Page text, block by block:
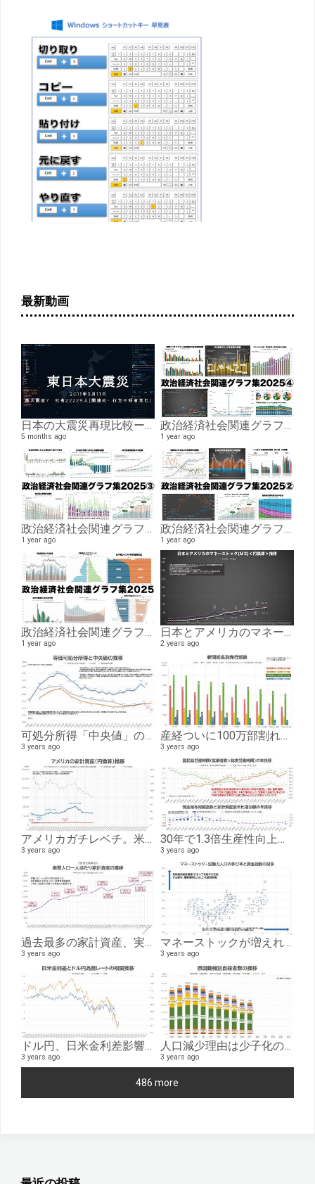
最新動画
日本の大震災再現比較ー「熊本地震」「能登半島地震」「阪神・淡路大震災」「東日本大震災」
5 months ago
政治経済社会関連グラフ集2025④生産・サービス、動物愛護、健康、国土・資源・エネルギー、環境、ボランティア編
1 year ago
政治経済社会関連グラフ集2025③政治・財政、国防、教育、資格編
1 year ago
政治経済社会関連グラフ集2025②経済編
1 year ago
政治経済社会関連グラフ集2025①人口・犯罪・事故統計編
1 year ago
日本とアメリカのマネーストック推移(1985-2024)
2 years ago
可処分所得「中央値」の年推移、物価調整で平成以降最低水準に。
3 years ago
産経ついに100万部割れ、新聞紙名別発行部数推移
3 years ago
アメリカガチレベチ。米家計資産わずか３年弱で「１京円」増加。FRB金融資産の四半期推移（1997-2023）
3 years ago
30年で1.3倍生産性向上。ただし賃上げしたのは97年までその後は実労働時間と相関。実労働時間と実質GDP、現金給与と家計資産の年推移（1990-2022）
3 years ago
過去最多の家計資産、実質当たりでは２年連続減へ。家計資産の年推移（1981-2023）
3 years ago
マネーストックが増えれば賃金は上がる、ただ平成バブルのようには上がらない。
3 years ago
ドル円、日米金利差影響のみなら150円台が限界。米金融緩和なら円高へ。日米金利差とドル円為替レートの日別推移
3 years ago
人口減少理由は少子化のみならず。国籍離脱者数と国籍喪失者数、月別自殺者数の推移
3 years ago
486 more